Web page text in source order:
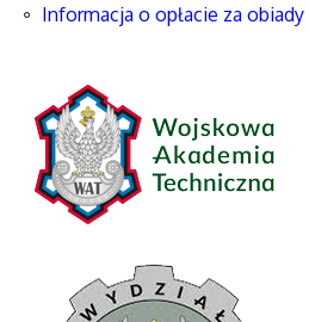
Informacja o opłacie za obiady